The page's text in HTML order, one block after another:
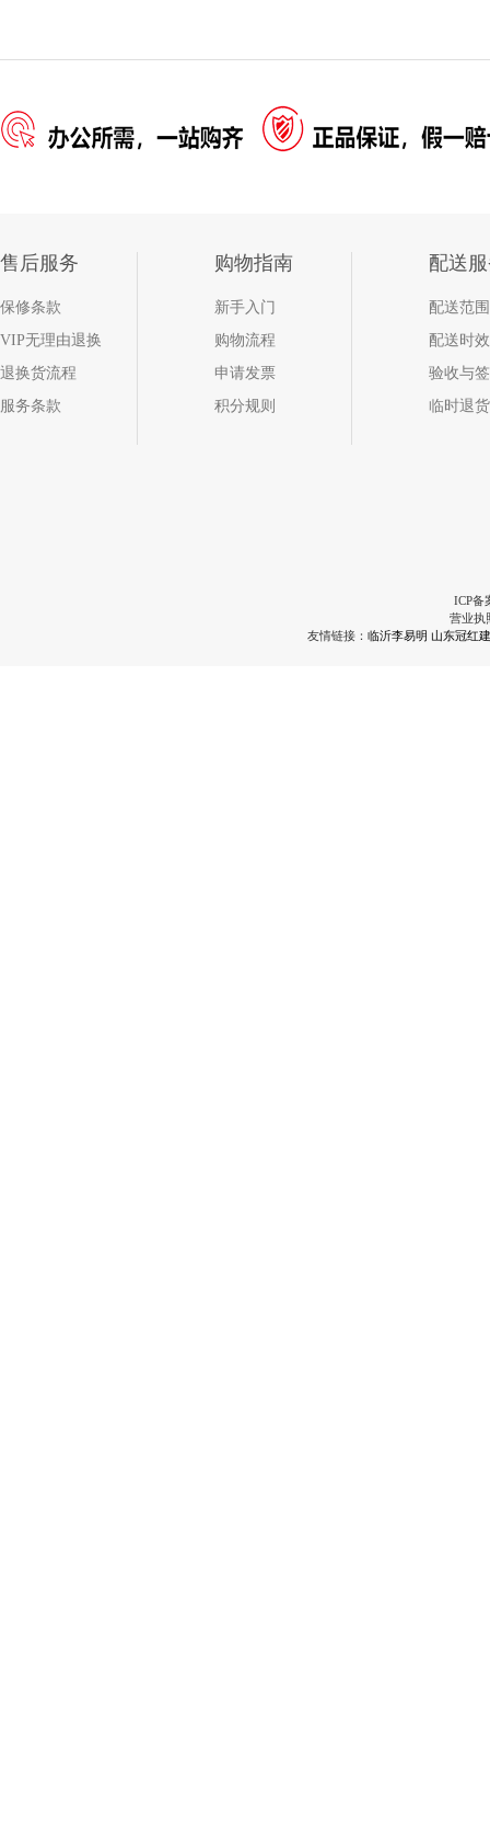
售后服务
保修条款
VIP无理由退换
退换货流程
服务条款
购物指南
新手入门
购物流程
申请发票
积分规则
配送
配送范围
配送时效
验收与
临时退货
ICP备
营业执
友情链接： 临沂李易明 山东冠红